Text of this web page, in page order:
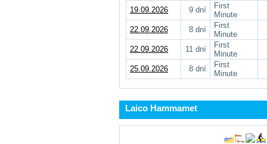
19.09.2026
9 dní
First
Minute
22.09.2026
8 dní
First
Minute
22.09.2026
11 dní
First
Minute
25.09.2026
8 dní
First
Minute
Laico Hammamet